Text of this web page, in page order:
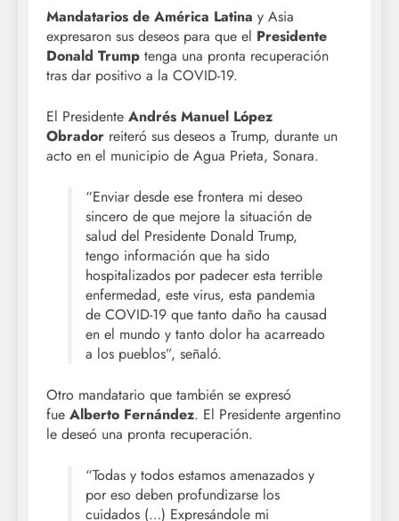
Mandatarios de América Latina y Asia
expresaron sus deseos para que el Presidente
Donald Trump tenga una pronta recuperación
tras dar positivo a la COVID-19.
El Presidente Andrés Manuel López
Obrador reiteró sus deseos a Trump, durante un
acto en el municipio de Agua Prieta, Sonara.
“Enviar desde ese frontera mi deseo
sincero de que mejore la situación de
salud del Presidente Donald Trump,
tengo información que ha sido
hospitalizados por padecer esta terrible
enfermedad, este virus, esta pandemia
de COVID-19 que tanto daño ha causad
en el mundo y tanto dolor ha acarreado
a los pueblos”, señaló.
Otro mandatario que también se expresó
fue Alberto Fernández. El Presidente argentino
le deseó una pronta recuperación.
“Todas y todos estamos amenazados y
por eso deben profundizarse los
cuidados (…) Expresándole mi